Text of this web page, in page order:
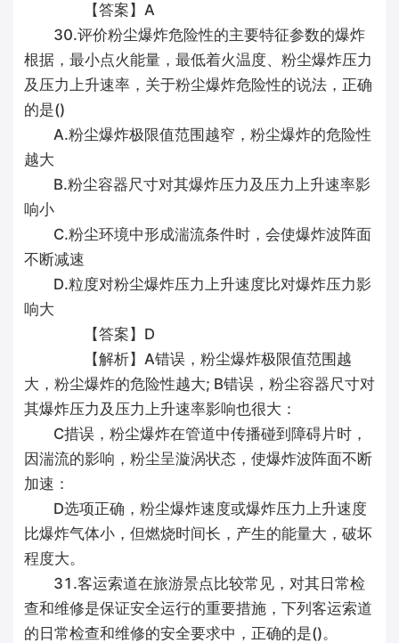
【答案】A
30.评价粉尘爆炸危险性的主要特征参数的爆炸
根据，最小点火能量，最低着火温度、粉尘爆炸压力
及压力上升速率，关于粉尘爆炸危险性的说法，正确
的是()
A.粉尘爆炸极限值范围越窄，粉尘爆炸的危险性
越大
B.粉尘容器尺寸对其爆炸压力及压力上升速率影
响小
C.粉尘环境中形成湍流条件时，会使爆炸波阵面
不断减速
D.粒度对粉尘爆炸压力上升速度比对爆炸压力影
响大
【答案】D
【解析】A错误，粉尘爆炸极限值范围越
大，粉尘爆炸的危险性越大; B错误，粉尘容器尺寸对
其爆炸压力及压力上升速率影响也很大：
C措误，粉尘爆炸在管道中传播碰到障碍片时，
因湍流的影响，粉尘呈漩涡状态，使爆炸波阵面不断
加速：
D选项正确，粉尘爆炸速度或爆炸压力上升速度
比爆炸气体小，但燃烧时间长，产生的能量大，破坏
程度大。
31.客运索道在旅游景点比较常见，对其日常检
查和维修是保证安全运行的重要措施，下列客运索道
的日常检查和维修的安全要求中，正确的是()。